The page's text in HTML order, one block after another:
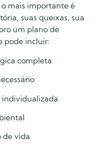
mais importante é
suas queixas, sua
um plano de
pode incluir:
completa
de vida